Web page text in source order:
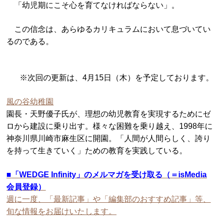
「幼児期にこそ心を育てなければならない」。
この信念は、あらゆるカリキュラムにおいて息づいてい
るのである。
※次回の更新は、4月15日（木）を予定しております。
風の谷幼稚園
園長・天野優子氏が、理想の幼児教育を実現するためにゼ
ロから建設に乗り出す。様々な困難を乗り越え、1998年に
神奈川県川崎市麻生区に開園。「人間が人間らしく、誇り
を持って生きていく」ための教育を実践している。
■ 「WEDGE Infinity」のメルマガを受け取る（＝isMedia
会員登録）
週に一度、「最新記事」や「編集部のおすすめ記事」等、
旬な情報をお届けいたします。